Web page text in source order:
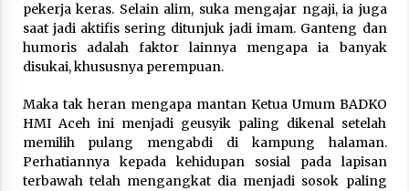
Eksistensi Iran dalam Tiga Ayat: Memahami
Aliansi Yahudi dan Kristen dalam Dinamika
Nubuwwat
pekerja keras. Selain alim, suka mengajar ngaji, ia juga
saat jadi aktifis sering ditunjuk jadi imam. Ganteng dan
humoris adalah faktor lainnya mengapa ia banyak
disukai, khususnya perempuan.
Maka tak heran mengapa mantan Ketua Umum BADKO
HMI Aceh ini menjadi geusyik paling dikenal setelah
memilih pulang mengabdi di kampung halaman.
Perhatiannya kepada kehidupan sosial pada lapisan
terbawah telah mengangkat dia menjadi sosok paling